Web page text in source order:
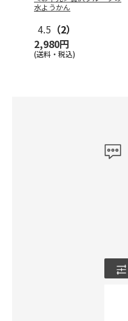
水ようかん
4.5 （2）
2,980円
(送料・税込)